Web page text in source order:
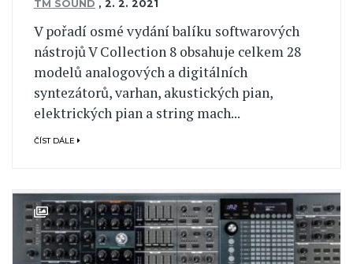
TM SOUND , 2. 2. 2021
V pořadí osmé vydání balíku softwarových
nástrojů V Collection 8 obsahuje celkem 28
modelů analogových a digitálních
syntezátorů, varhan, akustických pian,
elektrických pian a string mach...
ČÍST DÁLE